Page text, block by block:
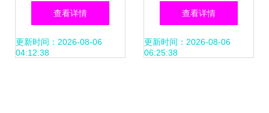
网站建设的全方位
指南
查看详情
更新时间：2026-08-06
04:12:38
解析深圳网络公司
在网站建设领域的
查看详情
更新时间：2026-08-06
06:25:38